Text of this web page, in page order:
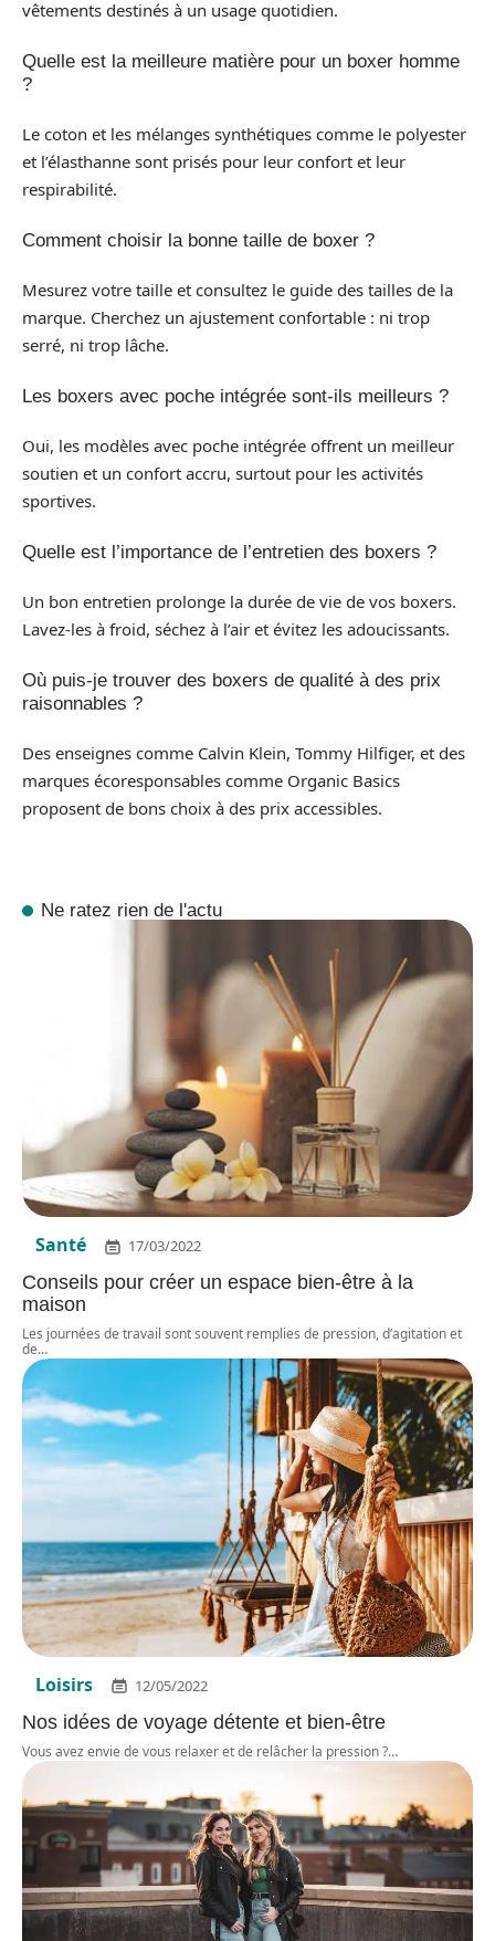
vêtements destinés à un usage quotidien.
Quelle est la meilleure matière pour un boxer homme
?
Le coton et les mélanges synthétiques comme le polyester
et l’élasthanne sont prisés pour leur confort et leur
respirabilité.
Comment choisir la bonne taille de boxer ?
Mesurez votre taille et consultez le guide des tailles de la
marque. Cherchez un ajustement confortable : ni trop
serré, ni trop lâche.
Les boxers avec poche intégrée sont-ils meilleurs ?
Oui, les modèles avec poche intégrée offrent un meilleur
soutien et un confort accru, surtout pour les activités
sportives.
Quelle est l’importance de l’entretien des boxers ?
Un bon entretien prolonge la durée de vie de vos boxers.
Lavez-les à froid, séchez à l’air et évitez les adoucissants.
Où puis-je trouver des boxers de qualité à des prix
raisonnables ?
Des enseignes comme Calvin Klein, Tommy Hilfiger, et des
marques écoresponsables comme Organic Basics
proposent de bons choix à des prix accessibles.
Ne ratez rien de l'actu
Santé 17/03/2022
Conseils pour créer un espace bien-être à la
maison
Les journées de travail sont souvent remplies de pression, d’agitation et
de…
Loisirs 12/05/2022
Nos idées de voyage détente et bien-être
Vous avez envie de vous relaxer et de relâcher la pression ?…